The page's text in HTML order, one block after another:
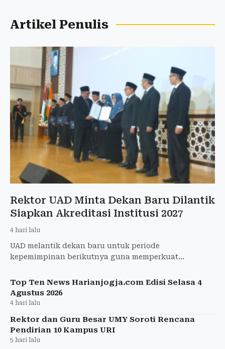
Artikel Penulis
Rektor UAD Minta Dekan Baru Dilantik
Siapkan Akreditasi Institusi 2027
4 hari lalu
UAD melantik dekan baru untuk periode
kepemimpinan berikutnya guna memperkuat
institusi 2027.
Top Ten News Harianjogja.com Edisi Selasa 4
Agustus 2026
4 hari lalu
Rektor dan Guru Besar UMY Soroti Rencana
Pendirian 10 Kampus URI
5 hari lalu